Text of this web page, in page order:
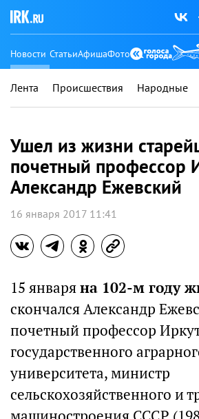
Новости СтатьиАфишаФото
Лента Происшествия Народные
Ушел из жизни
почетный профессор
Александр Ежевский
16 января 2017 11:41
15 январяна 102-м году
скончался Александр
почетный профессор
государственного
университета, министр
сельскохозяйственного и